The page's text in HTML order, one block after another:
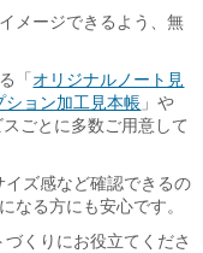
メージできるよう、無
「 オリジナルノート見
ション加工見本帳 」や
スごとに多数ご用意して
ズ感など確認できるの
なる方にも安心です。
くりにお役立てくださ